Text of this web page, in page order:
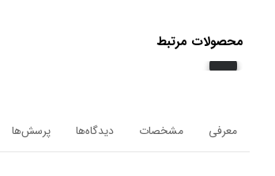
محصولات مرتبط
معرفی مشخصات دیدگاه‌ها پرسش‌ها